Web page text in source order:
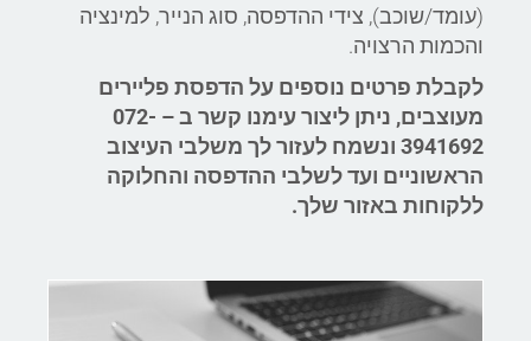
(עומד/שוכב), צידי ההדפסה, סוג הנייר, למינציה
והכמות הרצויה.
לקבלת פרטים נוספים על הדפסת פליירים
מעוצבים, ניתן ליצור עימנו קשר ב – 072-
3941692 ונשמח לעזור לך משלבי העיצוב
הראשוניים ועד לשלבי ההדפסה והחלוקה
ללקוחות באזור שלך.